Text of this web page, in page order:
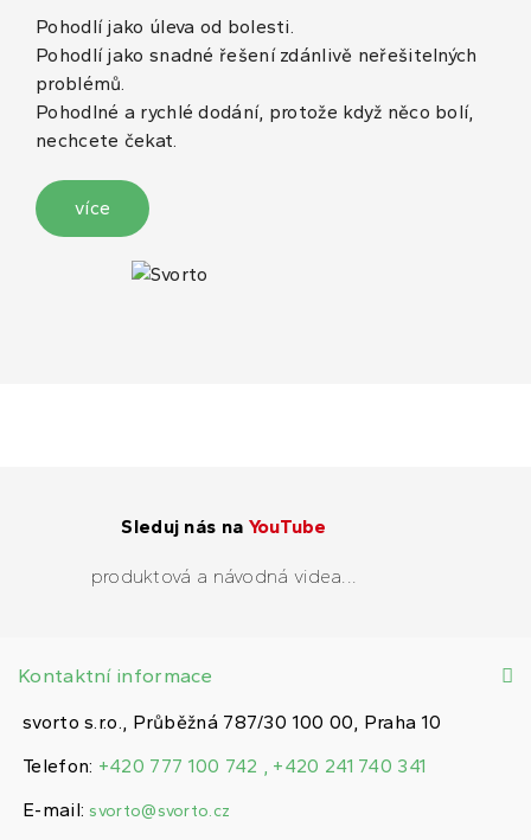
Pohodlí jako úleva od bolesti.
Pohodlí jako snadné řešení zdánlivě neřešitelných
problémů.
Pohodlné a rychlé dodání, protože když něco bolí,
nechcete čekat.
více
Sleduj nás na YouTube
produktová a návodná videa...
Kontaktní informace
svorto s.r.o., Průběžná 787/30 100 00, Praha 10
Telefon: +420 777 100 742 , +420 241 740 341
E-mail: svorto@svorto.cz